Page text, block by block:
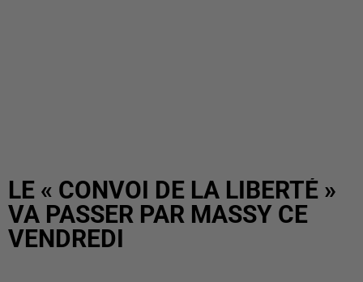
LE « CONVOI DE LA LIBERTÉ »
VA PASSER PAR MASSY CE
VENDREDI